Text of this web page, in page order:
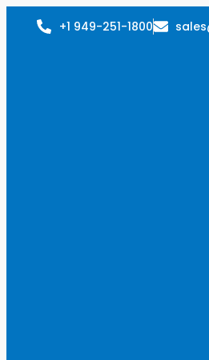
+1 949-251-1800